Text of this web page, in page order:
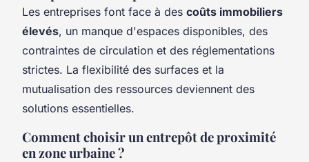
Les entreprises font face à des coûts immobiliers
élevés, un manque d'espaces disponibles, des
contraintes de circulation et des réglementations
strictes. La flexibilité des surfaces et la
mutualisation des ressources deviennent des
solutions essentielles.
Comment choisir un entrepôt de proximité
en zone urbaine ?